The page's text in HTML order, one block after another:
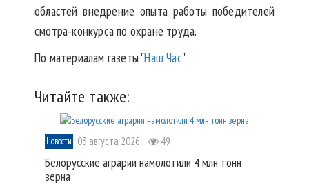
областей внедрение опыта работы победителей
смотра-конкурса по охране труда.
По материалам газеты "Наш Час"
Читайте также:
Новости 03 августа 2026 49
Белорусские аграрии намолотили 4 млн тонн
зерна